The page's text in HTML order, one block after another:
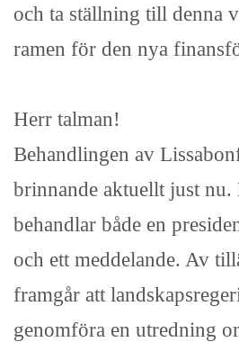
och ta ställning till denna
ramen för den nya
Herr talman!
Behandlingen av
brinnande aktuellt just nu.
behandlar både en
och ett meddelande. Av
framgår att
genomföra en utredning